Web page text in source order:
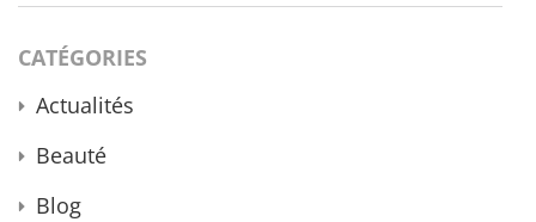
CATÉGORIES
Actualités
Beauté
Blog